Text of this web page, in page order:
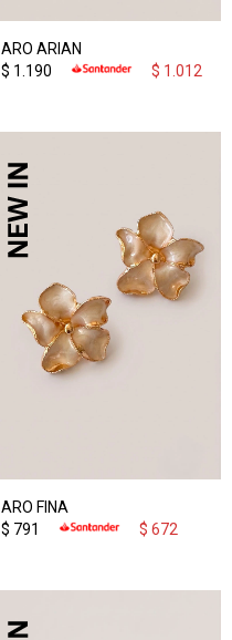
ARO ARIAN
$ 1.190 $ 1.012
ARO FINA
$ 791 $ 672